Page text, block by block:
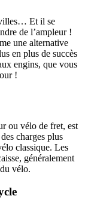
Et il se
de l’ampleur !
une alternative
en plus de succès
engins, que vous
!
ou vélo de fret, est
charges plus
classique. Les
généralement
vélo.